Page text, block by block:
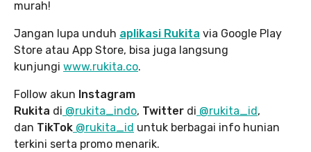
murah!
Jangan lupa unduh aplikasi Rukita via Google Play
Store atau App Store, bisa juga langsung
kunjungi www.rukita.co.
Follow akun Instagram
Rukita di @rukita_indo, Twitter di @rukita_id ,
dan TikTok @rukita_id untuk berbagai info hunian
terkini serta promo menarik.